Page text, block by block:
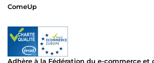
ComeUp
Adhère à la Fédération du e-commerce et